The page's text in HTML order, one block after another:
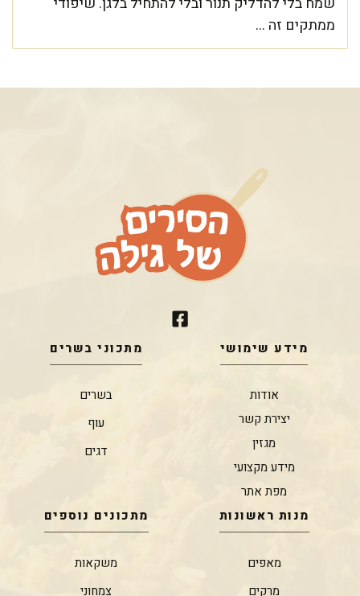
ממתקים זה ...
מידע שימושי
אודות
יצירת קשר
מגזין
מידע מקצועי
מפת אתר
מתכוני בשרים
בשרים
עוף
דגים
מנות ראשונות
מאפים
מרקים
מתכונים נוספים
משקאות
צמחוני